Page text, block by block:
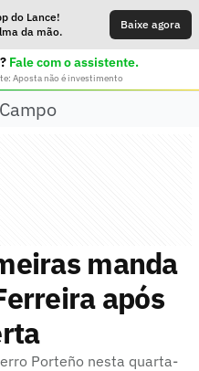
do Lance!
da mão.
Baixe agora
Fale com o assistente.
Aposta não é investimento
manda
após
Porteño nesta quarta-